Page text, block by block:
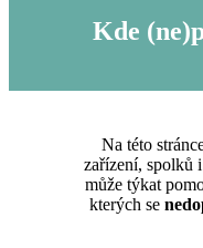
Kde
Na této
zařízení, spolků
může týkat
kterých se